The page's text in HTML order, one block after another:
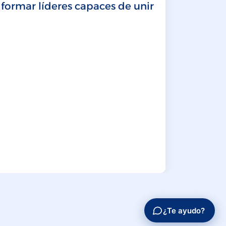
formar líderes capaces de unir
¿Te ayudo?